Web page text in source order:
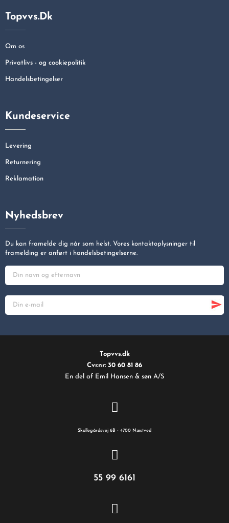
Topvvs.dk
Om os
Privatlivs - og cookiepolitik
Handelsbetingelser
Kundeservice
Levering
Returnering
Reklamation
Nyhedsbrev
Du kan framelde dig når som helst. Vores kontaktoplysninger til
framelding er anført i handelsbetingelserne.
Topvvs.dk
Cvr.nr: 30 60 81 86
En del af Emil Hansen & søn A/S
Skallegårdsvej 6B - 4700 Næstved
55 99 6161